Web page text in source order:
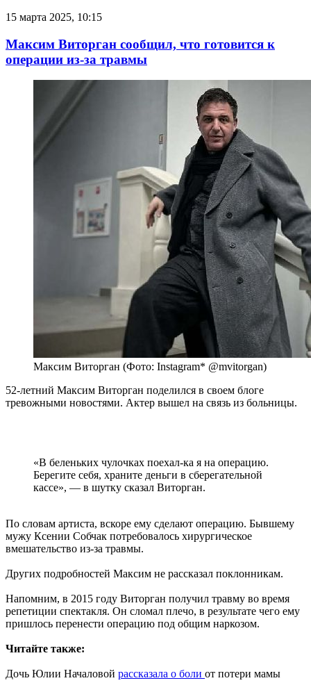
15 марта 2025, 10:15
Максим Виторган сообщил, что готовится к
операции из-за травмы
Максим Виторган (Фото: Instagram* @mvitorgan)
52-летний Максим Виторган поделился в своем блоге
тревожными новостями. Актер вышел на связь из больницы.
«В беленьких чулочках поехал-ка я на операцию.
Берегите себя, храните деньги в сберегательной
кассе», — в шутку сказал Виторган.
По словам артиста, вскоре ему сделают операцию. Бывшему
мужу Ксении Собчак потребовалось хирургическое
вмешательство из-за травмы.
Других подробностей Максим не рассказал поклонникам.
Напомним, в 2015 году Виторган получил травму во время
репетиции спектакля. Он сломал плечо, в результате чего ему
пришлось перенести операцию под общим наркозом.
Читайте также:
Дочь Юлии Началовой рассказала о боли от потери мамы